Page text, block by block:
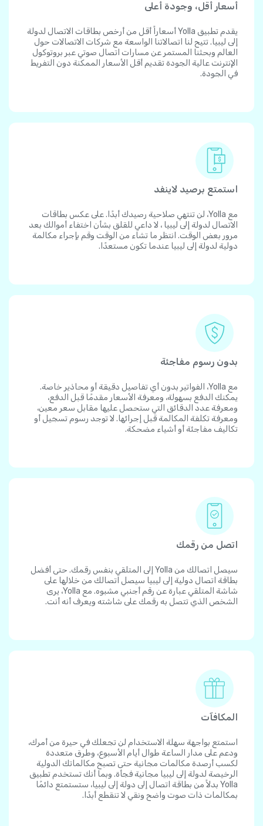
أسعار أقل، وجودة أعلى
يقدم تطبيق Yolla أسعاراً أقل من أرخص بطاقات الاتصال لدولة
إلى ليبيا. تتيح لنا اتصالاتنا الواسعة مع شركات الاتصالات حول
العالم وبحثنا المستمر عن مسارات اتصال صوتي عبر بروتوكول
الإنترنت عالية الجودة تقديم أقل الأسعار الممكنة دون التفريط
في الجودة.
استمتع برصيد لاينفد
مع Yolla، لن تنتهي صلاحية رصيدك أبدًا. على عكس بطاقات
الاتصال لدولة إلى ليبيا ، لا داعي للقلق بشأن اختفاء أموالك بعد
مرور بعض الوقت. انتظر ما تشاء من الوقت وقم بإجراء مكالمة
دولية لدولة إلى ليبيا عندما تكون مستعدًا.
بدون رسوم مفاجئة
مع Yolla، الفواتير بدون أي تفاصيل دقيقة أو محاذير خاصة.
يمكنك الدفع بسهولة، ومعرفة الأسعار مقدمًا قبل الدفع،
ومعرفة عدد الدقائق التي ستحصل عليها مقابل سعر معين،
ومعرفة تكلفة المكالمة قبل إجرائها. لا توجد رسوم تسجيل أو
تكاليف مفاجئة أو أشياء مضحكة.
اتصل من رقمك
سيصل اتصالك من Yolla إلى المتلقي بنفس رقمك. حتى أفضل
بطاقة اتصال دولية إلى ليبيا سيصل اتصالك من خلالها على
شاشة المتلقي عبارة عن رقم أجنبي مشبوه. مع Yolla، يرى
الشخص الذي تتصل به رقمك على شاشته ويعرف أنه أنت.
المكافآت
استمتع بواجهة سهلة الاستخدام لن تجعلك في حيرة من أمرك،
ودعم على مدار الساعة طوال أيام الأسبوع، وطرق متعددة
لكسب أرصدة مكالمات مجانية حتى تصبح مكالماتك الدولية
الرخيصة لدولة إلى ليبيا مجانية فجأة. وبما أنك تستخدم تطبيق
Yolla بدلاً من بطاقة اتصال إلى دولة إلى ليبيا، ستستمتع دائمًا
بمكالمات ذات صوت واضح ونقي لا تنقطع أبدًا.